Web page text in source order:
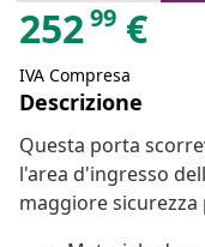
25299 €
IVA Compresa
Descrizione
Questa porta
l'area d'ingresso
maggiore sicurezza